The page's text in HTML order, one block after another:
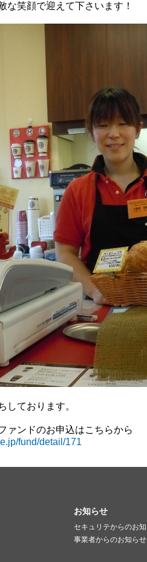
な笑顔で迎えて下さいます！
しております。
ァンドのお申込はこちらから
fund/detail/171
お知らせ
セキュリテからのお
事業者からのお知らせ